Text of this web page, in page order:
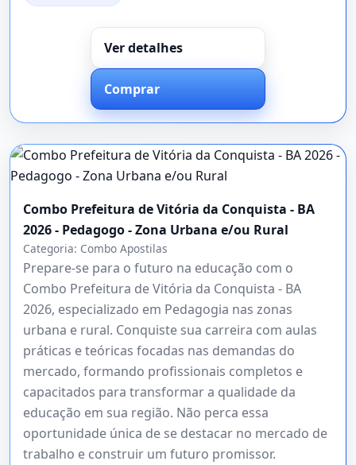
Ver detalhes
Comprar
Combo Prefeitura de Vitória da Conquista - BA
2026 - Pedagogo - Zona Urbana e/ou Rural
Categoria: Combo Apostilas
Prepare-se para o futuro na educação com o
Combo Prefeitura de Vitória da Conquista - BA
2026, especializado em Pedagogia nas zonas
urbana e rural. Conquiste sua carreira com aulas
práticas e teóricas focadas nas demandas do
mercado, formando profissionais completos e
capacitados para transformar a qualidade da
educação em sua região. Não perca essa
oportunidade única de se destacar no mercado de
trabalho e construir um futuro promissor.